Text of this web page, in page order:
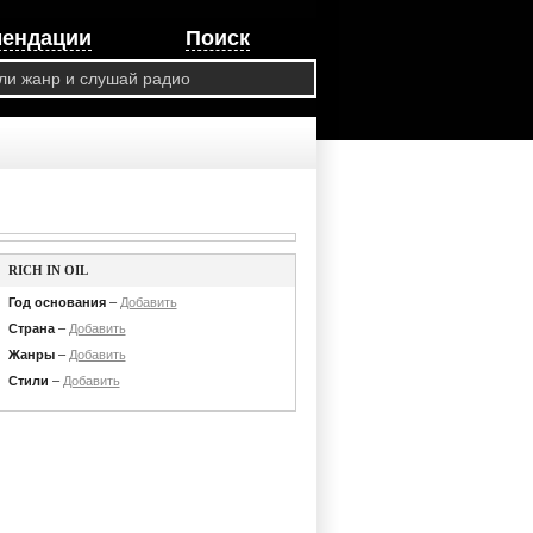
Поиск
RICH IN OIL
Год основания– Добавить
Страна– Добавить
Жанры– Добавить
Стили – Добавить